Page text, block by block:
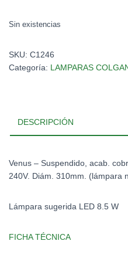
Sin existencias
SKU: C1246
Categoría: LAMPARAS
DESCRIPCIÓN
Venus – Suspendido, acab.
240V. Diám. 310mm. (lámpara
Lámpara sugerida LED 8.5 W
FICHA TÉCNICA